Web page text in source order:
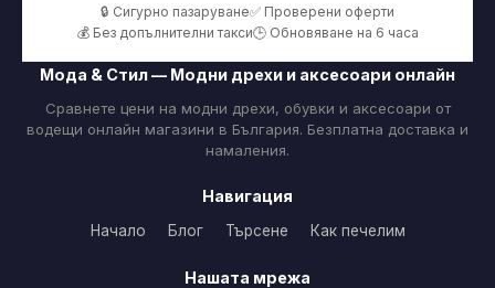
🔒 Сигурно пазаруване✅ Проверени оферти
💰 Без допълнителни такси🕒 Обновяване на 6 часа
Мода & Стил — Модни дрехи и аксесоари онлайн
Сравнете цени на модни дрехи, обувки и аксесоари от
водещи онлайн магазини в България. Безплатна доставка и
намаления.
Навигация
Начало Блог Търсене Как печелим
Нашата мрежа